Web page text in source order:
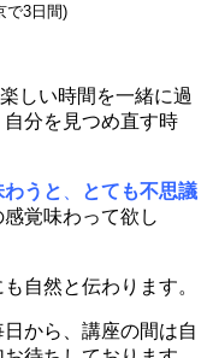
で3日間)
楽しい時間を一緒に過
分を見つめ直す時
うと
とても不思議
覚味わって欲し
自然と伝わります。
から、講座の間は自